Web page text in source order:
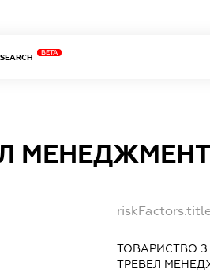
BETA
ТОВАРИСТВО
ТРЕВЕЛ